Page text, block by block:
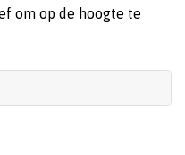
om op de hoogte te